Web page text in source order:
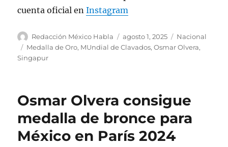
— World Aquatics (@WorldAquatics)
cuenta oficial enInstagram
A
u
t
Redacción México Habla
P
u
a
o
e
l
agosto 1, 2025
C
a
r
Nacional
E
t
e
a
s
Medalla de Oro, MUndial de Clavados,Osmar Olvera,
Singapur
Osmar Olvera consigue
medalla de bronce para
México en París 2024